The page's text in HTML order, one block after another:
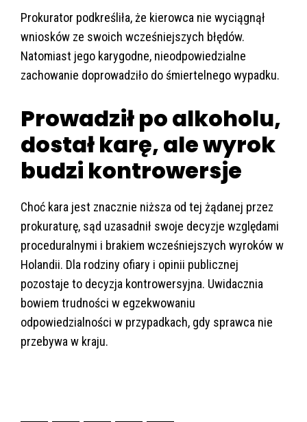
Prokurator podkreśliła, że kierowca nie wyciągnął
wniosków ze swoich wcześniejszych błędów.
Natomiast jego karygodne, nieodpowiedzialne
zachowanie doprowadziło do śmiertelnego wypadku.
Prowadził po alkoholu,
dostał karę, ale wyrok
budzi kontrowersje
Choć kara jest znacznie niższa od tej żądanej przez
prokuraturę, sąd uzasadnił swoje decyzje względami
proceduralnymi i brakiem wcześniejszych wyroków w
Holandii. Dla rodziny ofiary i opinii publicznej
pozostaje to decyzja kontrowersyjna. Uwidacznia
bowiem trudności w egzekwowaniu
odpowiedzialności w przypadkach, gdy sprawca nie
przebywa w kraju.